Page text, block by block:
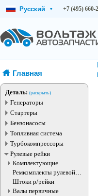
Русский ▾ +7 (495) 660-
Главная
Деталь: (раскрыть)
Генераторы
Стартеры
Бензонасосы
Топливная система
Турбокомпрессоры
Рулевые рейки
Комплектующие
Ремкомплекты рулевой
рейки
Штоки р/рейки
Валы первичные